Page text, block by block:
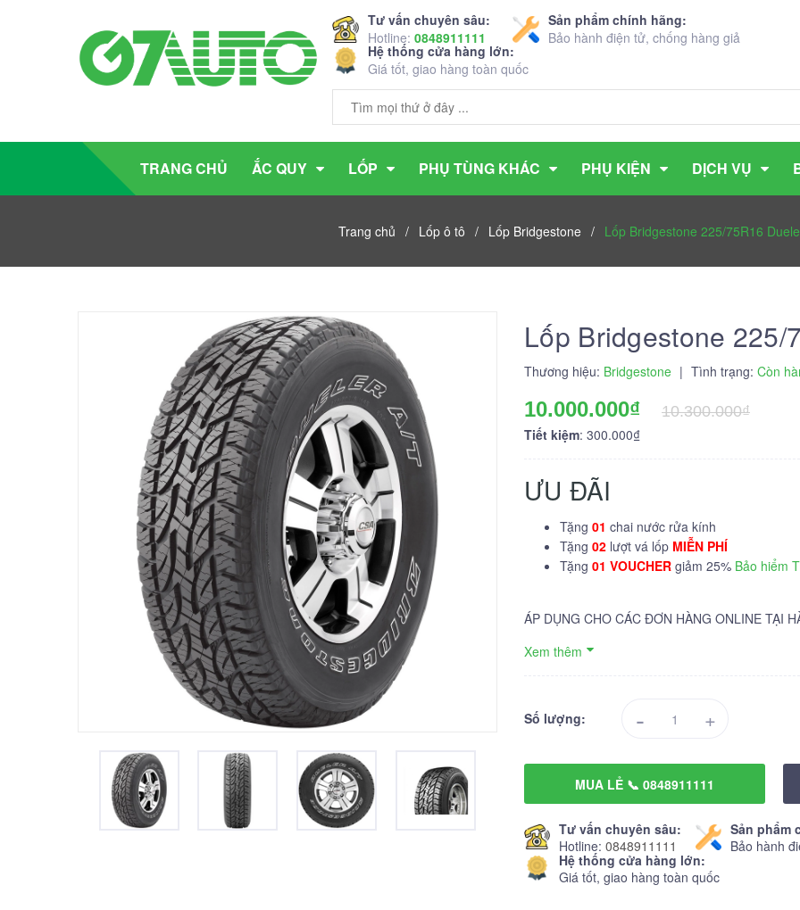
Tư vấn chuyên sâu:
Hotline: 0848911111
Sản phẩm chính hãng:
Bảo hành điện tử, chống hàng giả
Hệ thống cửa hàng lớn:
Giá tốt, giao hàng toàn quốc
TRANG CHỦ ẮC QUY LỐP PHỤ TÙNG KHÁC PHỤ KIỆN DỊCH VỤ
Trang chủ / Lốp ô tô / Lốp Bridgestone / Lốp Bridgestone 225/75R16
Lốp Bridgestone
Thương hiệu: Bridgestone | Tình trạng: Còn
10.000.000₫
10.300.000₫
Tiết kiệm: 300.000₫
ƯU ĐÃI
Tặng 01 chai nước rửa kính
Tặng 02 lượt vá lốp MIỄN PHÍ
Tặng 01 VOUCHER giảm 25% Bảo hiểm
ÁP DỤNG CHO CÁC ĐƠN HÀNG ONLINE TẠI
Xem thêm
Số lượng: - +
MUA LẺ 📞 0848911111
Tư vấn chuyên sâu:
Hotline: 0848911111
Sản phẩm
Bảo hành
Hệ thống cửa hàng lớn:
Giá tốt, giao hàng toàn quốc